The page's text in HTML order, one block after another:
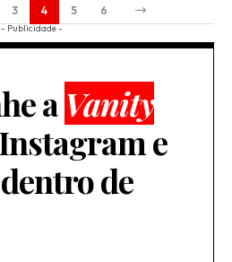
3 4 5 6
- Publicidade -
aVanity
e
de